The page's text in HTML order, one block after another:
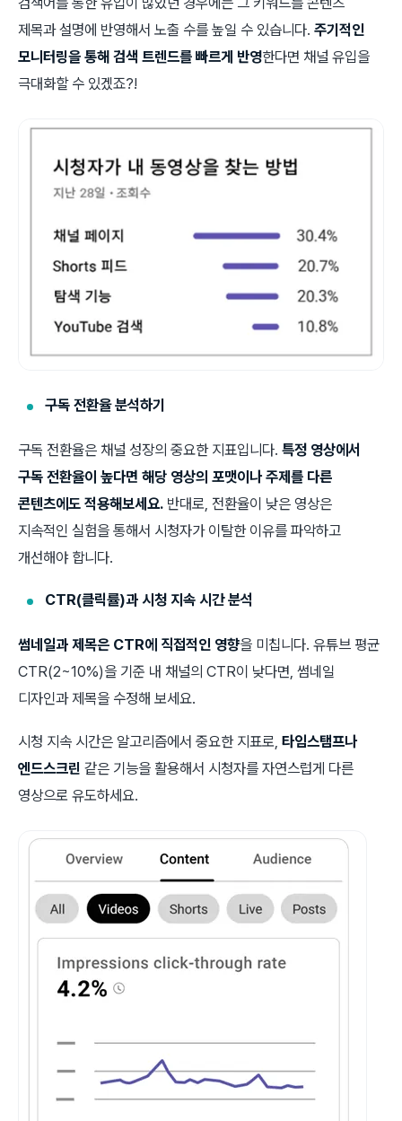
제목과 설명에 반영해서 노출 수를 높일 수 있습니다. 주기적인
모니터링을 통해 검색 트렌드를 빠르게 반영한다면 채널 유입을
극대화할 수 있겠죠?!
구독 전환율 분석하기
구독 전환율은 채널 성장의 중요한 지표입니다. 특정 영상에서
구독 전환율이 높다면 해당 영상의 포맷이나 주제를 다른
콘텐츠에도 적용해보세요. 반대로, 전환율이 낮은 영상은
지속적인 실험을 통해서 시청자가 이탈한 이유를 파악하고
개선해야 합니다.
CTR(클릭률)과 시청 지속 시간 분석
썸네일과 제목은 CTR에 직접적인 영향을 미칩니다. 유튜브 평균
CTR(2~10%)을 기준 내 채널의 CTR이 낮다면, 썸네일
디자인과 제목을 수정해 보세요.
시청 지속 시간은 알고리즘에서 중요한 지표로, 타임스탬프나
엔드스크린 같은 기능을 활용해서 시청자를 자연스럽게 다른
영상으로 유도하세요.